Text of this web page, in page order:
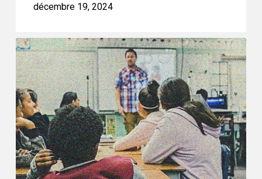
décembre 19, 2024
L’ACLC
condamne
fermement
la
législation
albertaine
qui
porte
atteinte